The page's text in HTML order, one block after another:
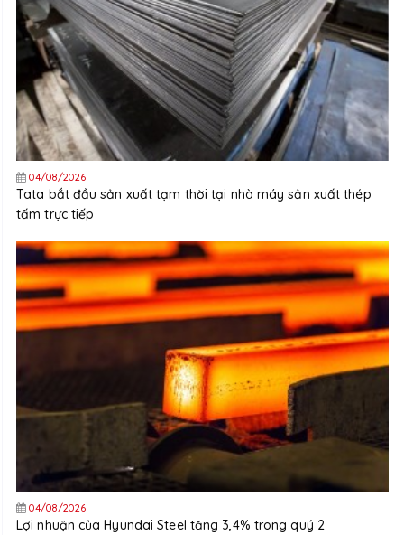
04/08/2026
Tata bắt đầu sản xuất tạm thời tại nhà máy sản xuất thép
tấm trực tiếp
04/08/2026
Lợi nhuận của Hyundai Steel tăng 3,4% trong quý 2